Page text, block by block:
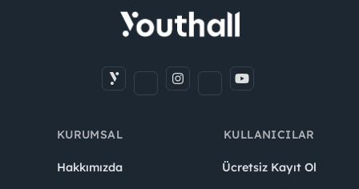
KURUMSAL
Hakkımızda
KULLANICILAR
Ücretsiz Kayıt Ol